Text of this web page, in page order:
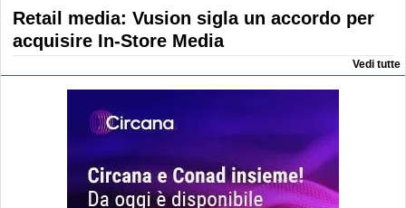
Retail media: Vusion sigla un accordo per
acquisire In-Store Media
Vedi tutte